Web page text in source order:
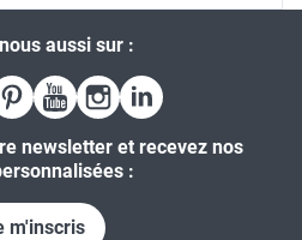
aussi sur :
newsletter et recevez nos
:
m'inscris